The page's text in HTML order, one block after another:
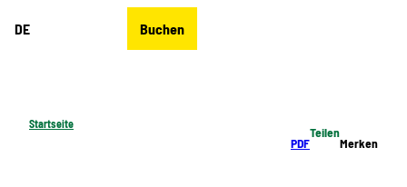
DE Buchen
Startseite
PDF
Teilen
Merken